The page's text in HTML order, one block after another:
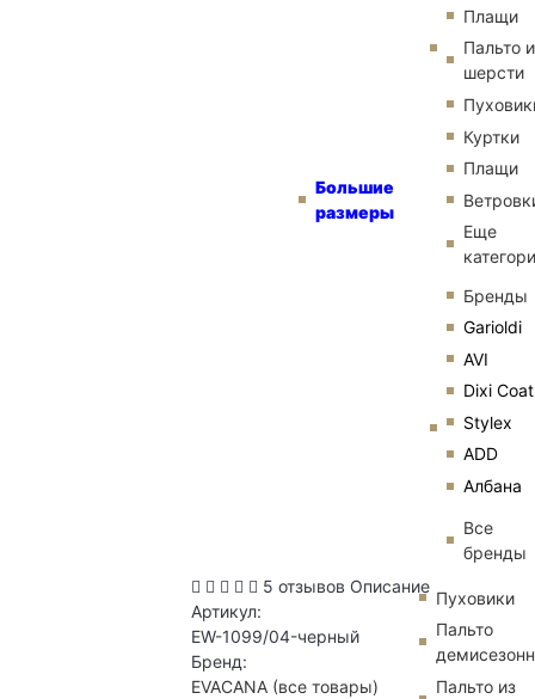
Большие
размеры
Плащи
Пальто
шерсти
Куртки
Плащи
Еще
Бренды
Garioldi
AVI
Dixi Coat
Stylex
ADD
Албана
Все
бренды
Пуховики
Пальто
Пальто из
5 отзывов Описание
Артикул:
EW-1099/04-черный
Бренд:
EVACANA (все товары)